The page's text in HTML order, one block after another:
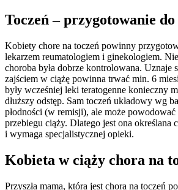
Toczeń – przygotowanie
Kobiety chore na toczeń powinny
lekarzem reumatologiem i ginekologiem.
choroba była dobrze kontrolowana. Uznaje
zajściem w ciążę powinna trwać min. 6
były wcześniej leki teratogenne konieczny
dłuższy odstęp. Sam toczeń układowy wg
płodności (w remisji), ale może
przebiegu ciąży. Dlatego jest ona określana
i wymaga specjalistycznej opieki.
Kobieta w ciąży chora na
Przyszła mama, która jest chora na toczeń